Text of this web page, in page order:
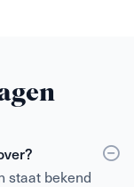
staat bekend